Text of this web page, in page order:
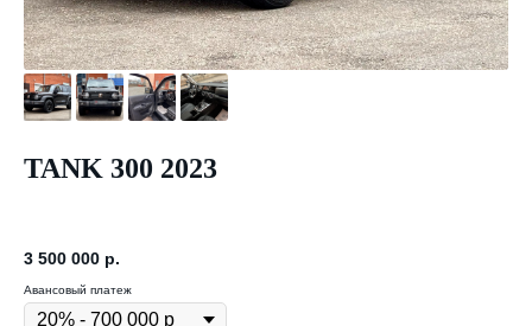
TANK 300 2023
3 500 000 р.
Авансовый платеж